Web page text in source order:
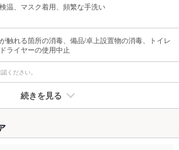
温、マスク着用、頻繁な手洗い
触れる箇所の消毒、備品/卓上設置物の消毒、トイレ
ライヤーの使用中止
ください。
続きを見る
りなし）